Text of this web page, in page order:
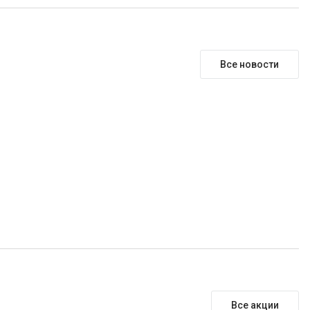
Все новости
Все акции